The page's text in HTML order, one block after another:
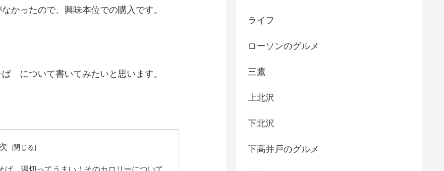
かったので、興味本位での購入です。
について書いてみたいと思います。
ば 湯切ってうまい！そのカロリーについて
ライフ
ローソンのグルメ
三鷹
上北沢
下北沢
下高井戸のグルメ